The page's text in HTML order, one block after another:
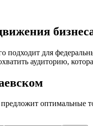
подходит для
аудиторию,
оптимальные